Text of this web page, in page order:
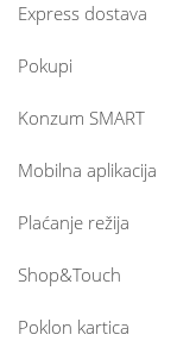
Express dostava
Pokupi
Konzum SMART
Mobilna aplikacija
Plaćanje režija
Shop&Touch
Poklon kartica